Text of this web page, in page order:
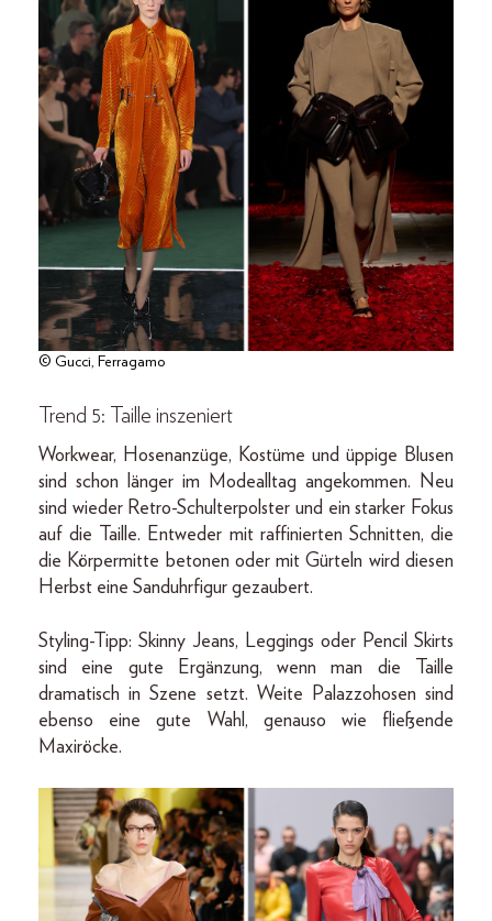
© Gucci, Ferragamo
Trend 5: Taille inszeniert
Workwear, Hosenanzüge, Kostüme und üppige Blusen
sind schon länger im Modealltag angekommen. Neu
sind wieder Retro-Schulterpolster und ein starker Fokus
auf die Taille. Entweder mit raffinierten Schnitten, die
die Körpermitte betonen oder mit Gürteln wird diesen
Herbst eine Sanduhrfigur gezaubert.
Styling-Tipp: Skinny Jeans, Leggings oder Pencil Skirts
sind eine gute Ergänzung, wenn man die Taille
dramatisch in Szene setzt. Weite Palazzohosen sind
ebenso eine gute Wahl, genauso wie fließende
Maxiröcke.